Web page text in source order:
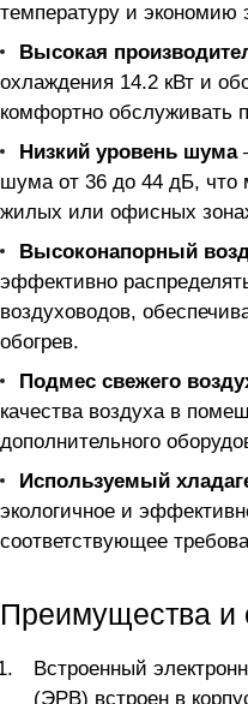
температуру и экономию
Высокая
охлаждения 14.2 кВт и
комфортно обслуживать
Низкий уровень шума
шума от 36 до 44 дБ, что
жилых или офисных
Высоконапорный
эффективно
воздуховодов,
обогрев.
Подмес свежего
качества воздуха в
дополнительного
Используемый
экологичное и
соответствующее
Преимущества и
Встроенный
(ЭРВ) встроен в